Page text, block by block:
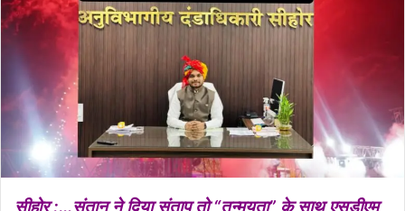
n
सीहोर :…संतान ने दिया संताप तो “तन्मयता” के साथ एसडीएम